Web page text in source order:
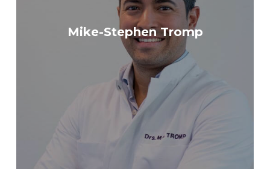
Mike-Stephen Tromp